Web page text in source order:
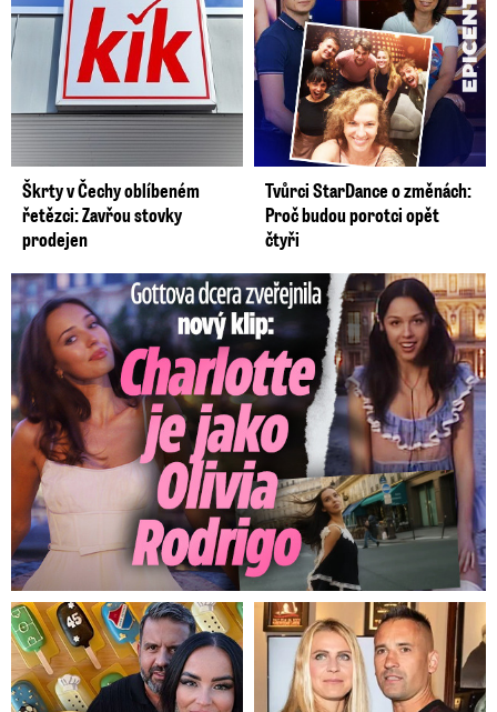
Škrty v Čechy oblíbeném
řetězci: Zavřou stovky
prodejen
Tvůrci StarDance o změnách:
Proč budou porotci opět
čtyři
Gottova dcera zveřejnila nový klip: Je jako Olivie Rodrigo!